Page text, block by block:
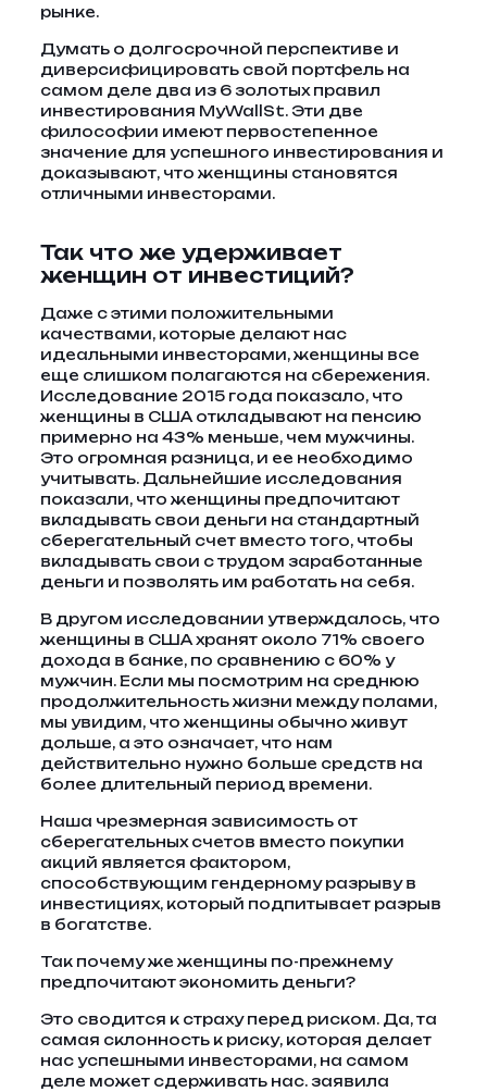
рынке.
Думать о долгосрочной перспективе и
диверсифицировать свой портфель на
самом деле два из 6 золотых правил
инвестирования MyWallSt. Эти две
философии имеют первостепенное
значение для успешного инвестирования и
доказывают, что женщины становятся
отличными инвесторами.
Так что же удерживает
женщин от инвестиций?
Даже с этими положительными
качествами, которые делают нас
идеальными инвесторами, женщины все
еще слишком полагаются на сбережения.
Исследование 2015 года показало, что
женщины в США откладывают на пенсию
примерно на 43% меньше, чем мужчины.
Это огромная разница, и ее необходимо
учитывать. Дальнейшие исследования
показали, что женщины предпочитают
вкладывать свои деньги на стандартный
сберегательный счет вместо того, чтобы
вкладывать свои с трудом заработанные
деньги и позволять им работать на себя.
В другом исследовании утверждалось, что
женщины в США хранят около 71% своего
дохода в банке, по сравнению с 60% у
мужчин. Если мы посмотрим на среднюю
продолжительность жизни между полами,
мы увидим, что женщины обычно живут
дольше, а это означает, что нам
действительно нужно больше средств на
более длительный период времени.
Наша чрезмерная зависимость от
сберегательных счетов вместо покупки
акций является фактором,
способствующим гендерному разрыву в
инвестициях, который подпитывает разрыв
в богатстве.
Так почему же женщины по-прежнему
предпочитают экономить деньги?
Это сводится к страху перед риском. Да, та
самая склонность к риску, которая делает
нас успешными инвесторами, на самом
деле может сдерживать нас. заявила